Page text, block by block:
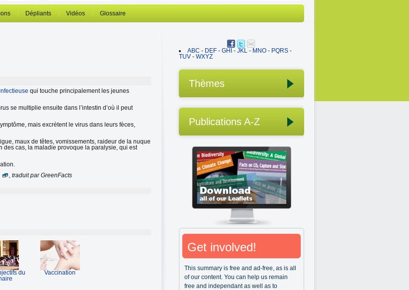
Dépliants Vidéos Glossaire
qui touche principalement les jeunes
se multiplie ensuite dans l’intestin d’où il peut
mais excrètent le virus dans leurs fèces,
maux de têtes, vomissements, raideur de la nuque
des cas, la maladie provoque la paralysie, qui est
, traduit par GreenFacts
du
Vaccination
ABC - DEF - GHI - JKL - MNO - PQRS -
TUV - WXYZ
Thèmes
Publications A-Z
Get involved!
This summary is free and ad-free, as is all
of our content. You can help us remain
free and independant as well as to